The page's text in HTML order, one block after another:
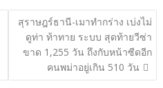
สุราษฎร์ธานี-เมาทำกร่าง เบ่งไม่
ดูท่า ท้าทาย ระบบ สุดท้ายวีซ่า
ขาด 1,255 วัน ถึงกับหน้าซีดอีก
คนพม่าอยู่เกิน 510 วัน